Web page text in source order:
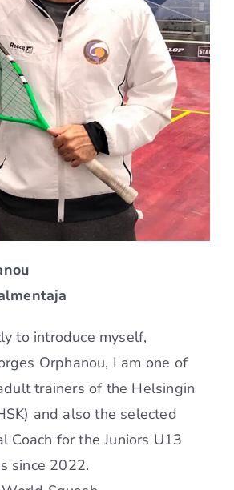
to introduce myself,
Orphanou, I am one of
trainers of the Helsingin
and also the selected
Coach for the Juniors U13
since 2022.